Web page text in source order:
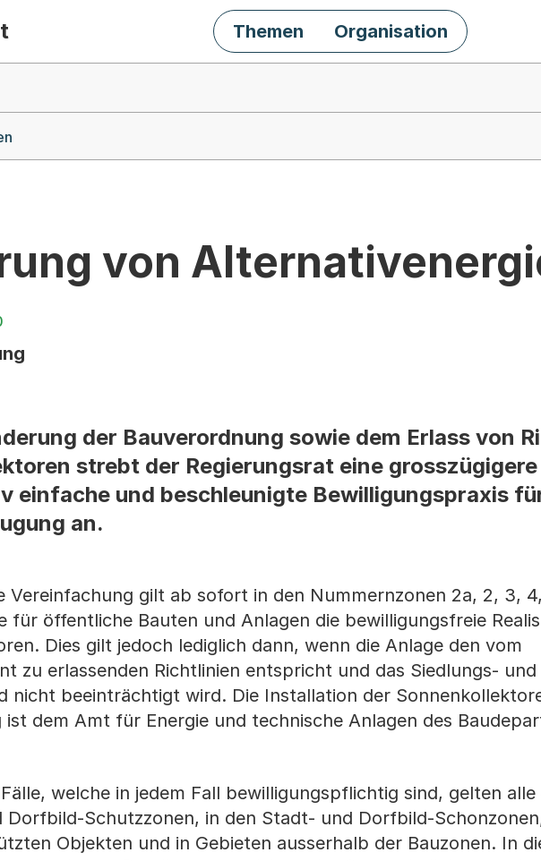
Themen Organisation
von
der Bauverordnung sowie dem Erlass von
strebt der Regierungsrat eine grosszügigere
einfache und beschleunigte Bewilligungspraxis
an.
Vereinfachung gilt ab sofort in den Nummernzonen 2a, 2, 3,
für öffentliche Bauten und Anlagen die bewilligungsfreie
Dies gilt jedoch lediglich dann, wenn die Anlage den vom
zu erlassenden Richtlinien entspricht und das Siedlungs- und
nicht beeinträchtigt wird. Die Installation der
ist dem Amt für Energie und technische Anlagen des
welche in jedem Fall bewilligungspflichtig sind, gelten alle
Dorfbild-Schutzzonen, in den Stadt- und Dorfbild-
Objekten und in Gebieten ausserhalb der Bauzonen. In